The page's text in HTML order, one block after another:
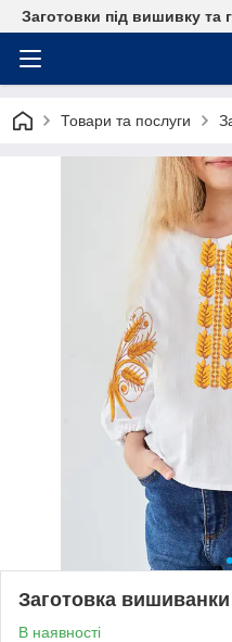
Заготовки під вишивку та
Товари та послуги
Заготовка
В наявності